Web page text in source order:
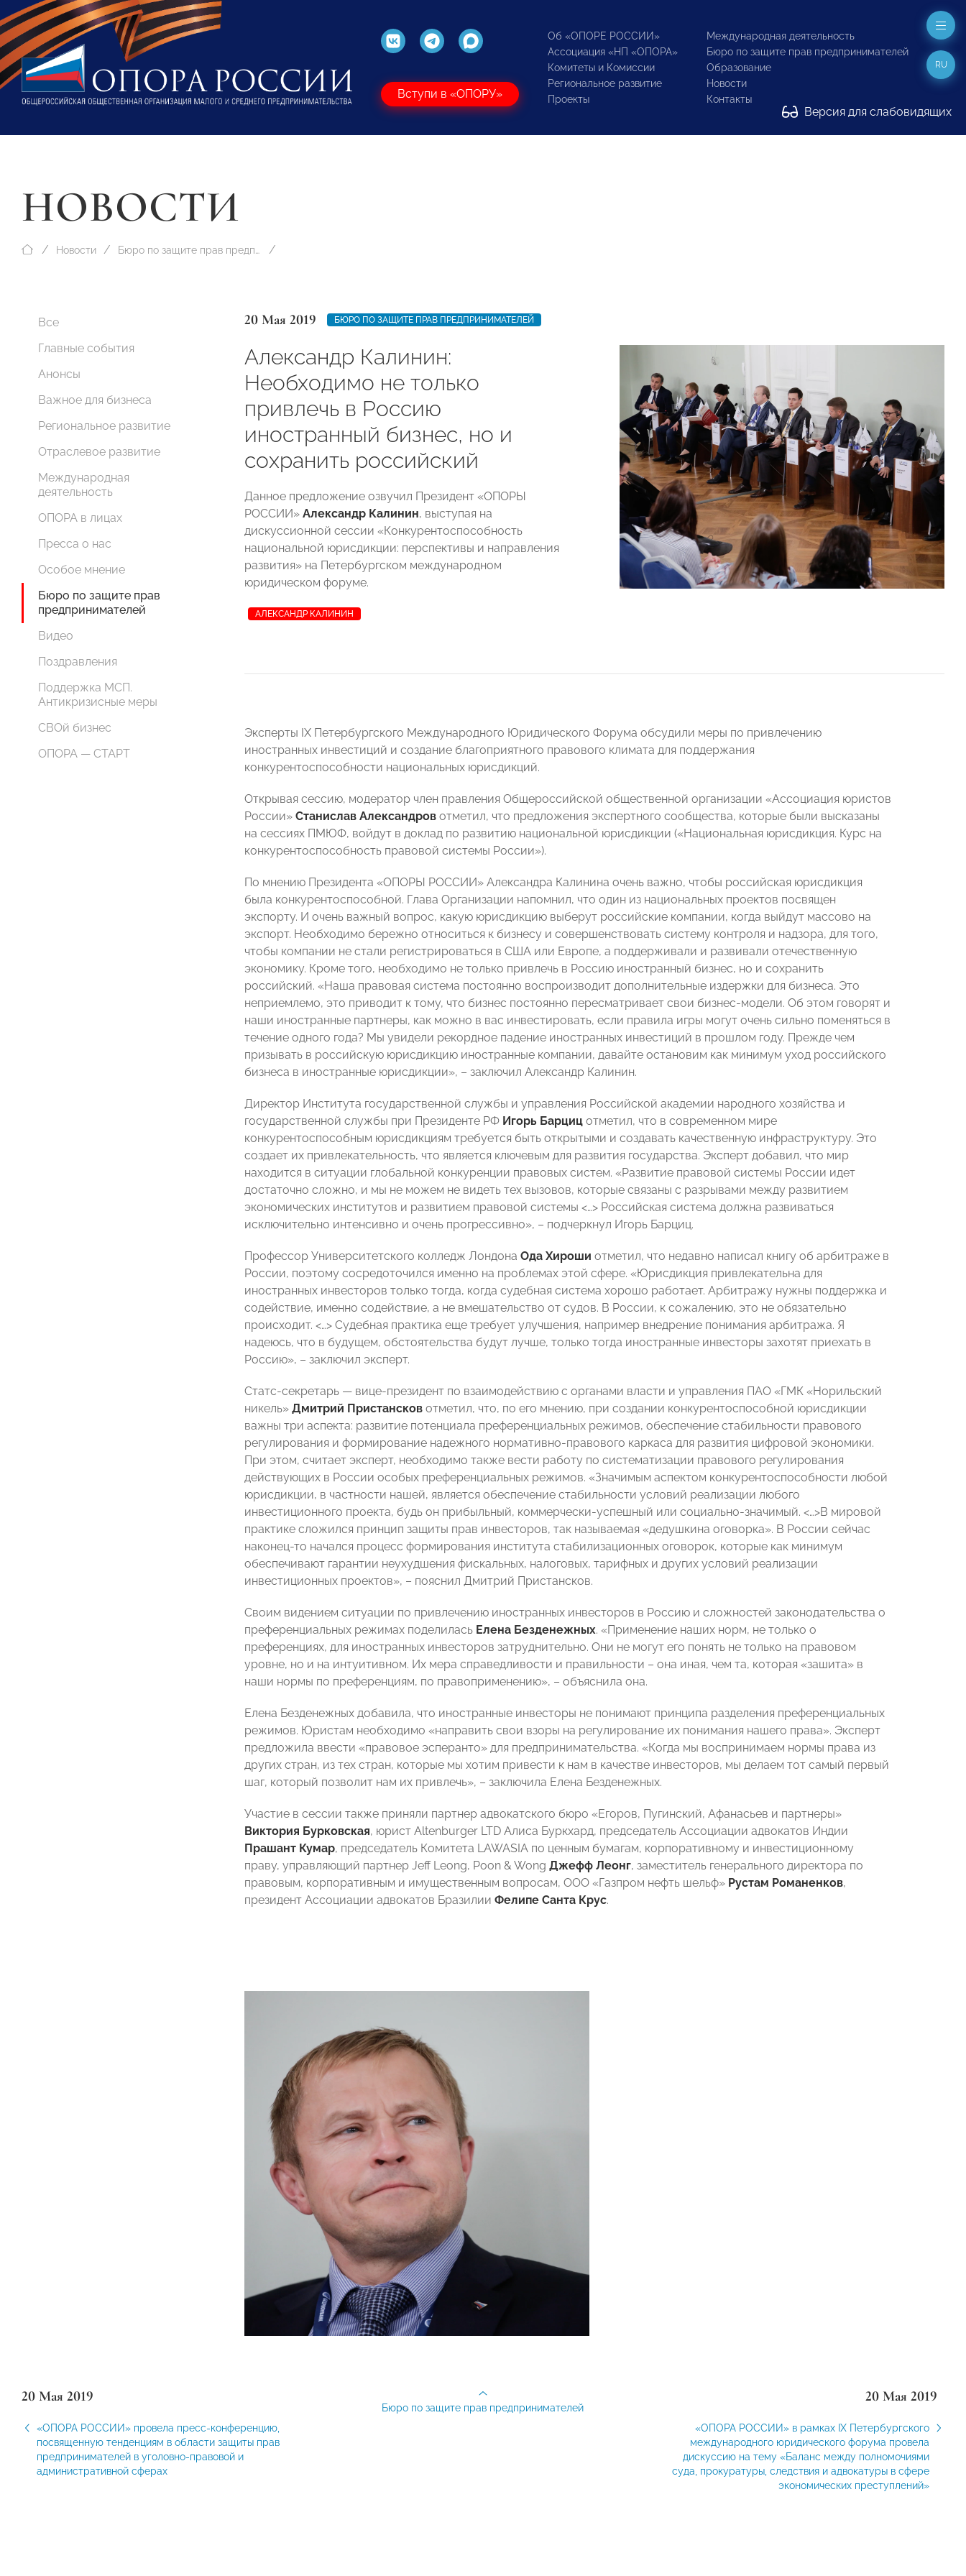
Вступи в «ОПОРУ»
Об «ОПОРЕ РОССИИ»
Ассоциация «НП «ОПОРА»
Комитеты и Комиссии
Региональное развитие
Проекты
Международная деятельность
Бюро по защите прав предпринимателей
Образование
Новости
Контакты
Версия для слабовидящих
RU
НОВОСТИ
Новости Бюро по защите прав предпринимателей
Все
Главные события
Анонсы
Важное для бизнеса
Региональное развитие
Отраслевое развитие
Международная
деятельность
ОПОРА в лицах
Пресса о нас
Особое мнение
Бюро по защите прав
предпринимателей
Видео
Поздравления
Поддержка МСП.
Антикризисные меры
СВОй бизнес
ОПОРА — СТАРТ
20 Мая 2019 БЮРО ПО ЗАЩИТЕ ПРАВ ПРЕДПРИНИМАТЕЛЕЙ
Александр Калинин:
Необходимо не только
привлечь в Россию
иностранный бизнес, но и
сохранить российский
Данное предложение озвучил Президент «ОПОРЫ
РОССИИ» Александр Калинин, выступая на
дискуссионной сессии «Конкурентоспособность
национальной юрисдикции: перспективы и направления
развития» на Петербургском международном
юридическом форуме.
АЛЕКСАНДР КАЛИНИН
Эксперты IX Петербургского Международного Юридического Форума обсудили меры по привлечению
иностранных инвестиций и создание благоприятного правового климата для поддержания
конкурентоспособности национальных юрисдикций.
Открывая сессию, модератор член правления Общероссийской общественной организации «Ассоциация юристов
России» Станислав Александров отметил, что предложения экспертного сообщества, которые были высказаны
на сессиях ПМЮФ, войдут в доклад по развитию национальной юрисдикции («Национальная юрисдикция. Курс на
конкурентоспособность правовой системы России»).
По мнению Президента «ОПОРЫ РОССИИ» Александра Калинина очень важно, чтобы российская юрисдикция
была конкурентоспособной. Глава Организации напомнил, что один из национальных проектов посвящен
экспорту. И очень важный вопрос, какую юрисдикцию выберут российские компании, когда выйдут массово на
экспорт. Необходимо бережно относиться к бизнесу и совершенствовать систему контроля и надзора, для того,
чтобы компании не стали регистрироваться в США или Европе, а поддерживали и развивали отечественную
экономику. Кроме того, необходимо не только привлечь в Россию иностранный бизнес, но и сохранить
российский. «Наша правовая система постоянно воспроизводит дополнительные издержки для бизнеса. Это
неприемлемо, это приводит к тому, что бизнес постоянно пересматривает свои бизнес-модели. Об этом говорят и
наши иностранные партнеры, как можно в вас инвестировать, если правила игры могут очень сильно поменяться в
течение одного года? Мы увидели рекордное падение иностранных инвестиций в прошлом году. Прежде чем
призывать в российскую юрисдикцию иностранные компании, давайте остановим как минимум уход российского
бизнеса в иностранные юрисдикции», – заключил Александр Калинин.
Директор Института государственной службы и управления Российской академии народного хозяйства и
государственной службы при Президенте РФ Игорь Барциц отметил, что в современном мире
конкурентоспособным юрисдикциям требуется быть открытыми и создавать качественную инфраструктуру. Это
создает их привлекательность, что является ключевым для развития государства. Эксперт добавил, что мир
находится в ситуации глобальной конкуренции правовых систем. «Развитие правовой системы России идет
достаточно сложно, и мы не можем не видеть тех вызовов, которые связаны с разрывами между развитием
экономических институтов и развитием правовой системы <…> Российская система должна развиваться
исключительно интенсивно и очень прогрессивно», – подчеркнул Игорь Барциц.
Профессор Университетского колледж Лондона Ода Хироши отметил, что недавно написал книгу об арбитраже в
России, поэтому сосредоточился именно на проблемах этой сфере. «Юрисдикция привлекательна для
иностранных инвесторов только тогда, когда судебная система хорошо работает. Арбитражу нужны поддержка и
содействие, именно содействие, а не вмешательство от судов. В России, к сожалению, это не обязательно
происходит. <…> Судебная практика еще требует улучшения, например внедрение понимания арбитража. Я
надеюсь, что в будущем, обстоятельства будут лучше, только тогда иностранные инвесторы захотят приехать в
Россию», – заключил эксперт.
Статс-секретарь — вице-президент по взаимодействию с органами власти и управления ПАО «ГМК «Норильский
никель» Дмитрий Пристансков отметил, что, по его мнению, при создании конкурентоспособной юрисдикции
важны три аспекта: развитие потенциала преференциальных режимов, обеспечение стабильности правового
регулирования и формирование надежного нормативно-правового каркаса для развития цифровой экономики.
При этом, считает эксперт, необходимо также вести работу по систематизации правового регулирования
действующих в России особых преференциальных режимов. «Значимым аспектом конкурентоспособности любой
юрисдикции, в частности нашей, является обеспечение стабильности условий реализации любого
инвестиционного проекта, будь он прибыльный, коммерчески-успешный или социально-значимый. <…>В мировой
практике сложился принцип защиты прав инвесторов, так называемая «дедушкина оговорка». В России сейчас
наконец-то начался процесс формирования института стабилизационных оговорок, которые как минимум
обеспечивают гарантии неухудшения фискальных, налоговых, тарифных и других условий реализации
инвестиционных проектов», – пояснил Дмитрий Пристансков.
Своим видением ситуации по привлечению иностранных инвесторов в Россию и сложностей законодательства о
преференциальных режимах поделилась Елена Безденежных. «Применение наших норм, не только о
преференциях, для иностранных инвесторов затруднительно. Они не могут его понять не только на правовом
уровне, но и на интуитивном. Их мера справедливости и правильности – она иная, чем та, которая «зашита» в
наши нормы по преференциям, по правоприменению», – объяснила она.
Елена Безденежных добавила, что иностранные инвесторы не понимают принципа разделения преференциальных
режимов. Юристам необходимо «направить свои взоры на регулирование их понимания нашего права». Эксперт
предложила ввести «правовое эсперанто» для предпринимательства. «Когда мы воспринимаем нормы права из
других стран, из тех стран, которые мы хотим привести к нам в качестве инвесторов, мы делаем тот самый первый
шаг, который позволит нам их привлечь», – заключила Елена Безденежных.
Участие в сессии также приняли партнер адвокатского бюро «‎Егоров, Пугинский, Афанасьев и партнеры»
Виктория Бурковская, юрист Altenburger LTD Алиса Буркхард, председатель Ассоциации адвокатов Индии
Прашант Кумар, председатель Комитета LAWASIA по ценным бумагам, корпоративному и инвестиционному
праву, управляющий партнер Jeff Leong, Poon & Wong Джефф Леонг, заместитель генерального директора по
правовым, корпоративным и имущественным вопросам, ООО «Газпром нефть шельф» Рустам Романенков,
президент Ассоциации адвокатов Бразилии Фелипе Санта Крус.
20 Мая 2019
«ОПОРА РОССИИ» провела пресс-конференцию,
посвященную тенденциям в области защиты прав
предпринимателей в уголовно-правовой и
административной сферах
20 Мая 2019
«ОПОРА РОССИИ» в рамках IX Петербургского
международного юридического форума провела
дискуссию на тему «Баланс между полномочиями
суда, прокуратуры, следствия и адвокатуры в сфере
экономических преступлений»
Бюро по защите прав предпринимателей